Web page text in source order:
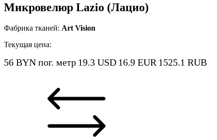
Микровелюр Lazio (Лацио)
Фабрика тканей: Art Vision
Текущая цена:
56 BYN пог. метр 19.3 USD 16.9 EUR 1525.1 RUB